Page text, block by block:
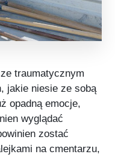
traumatycznym
jakie niesie ze sobą
opadną emocje,
wyglądać
zostać
na cmentarzu,